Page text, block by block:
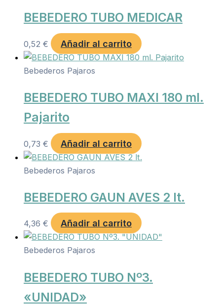
BEBEDERO TUBO MEDICAR
0,52 € Añadir al carrito
Bebederos Pajaros
BEBEDERO TUBO MAXI 180 ml.
Pajarito
0,73 € Añadir al carrito
Bebederos Pajaros
BEBEDERO GAUN AVES 2 lt.
4,36 € Añadir al carrito
Bebederos Pajaros
BEBEDERO TUBO Nº3.
«UNIDAD»